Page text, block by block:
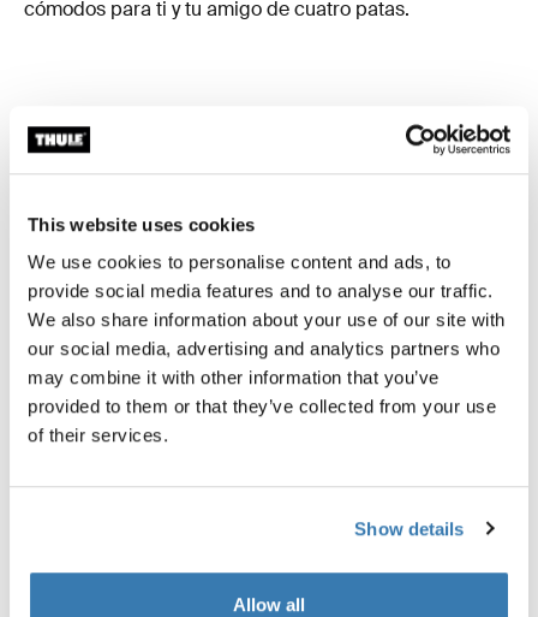
This website uses cookies
We use cookies to personalise content and ads, to
provide social media features and to analyse our traffic.
We also share information about your use of our site with
our social media, advertising and analytics partners who
may combine it with other information that you’ve
provided to them or that they’ve collected from your use
of their services.
Show details
Allow all
cómodos para ti y tu amigo de cuatro patas.